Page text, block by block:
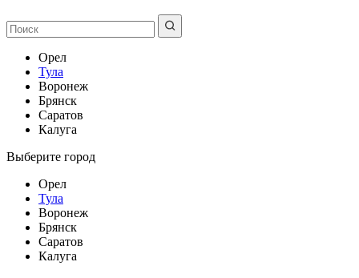
Орел
Тула
Воронеж
Брянск
Саратов
Калуга
Выберите город
Орел
Тула
Воронеж
Брянск
Саратов
Калуга